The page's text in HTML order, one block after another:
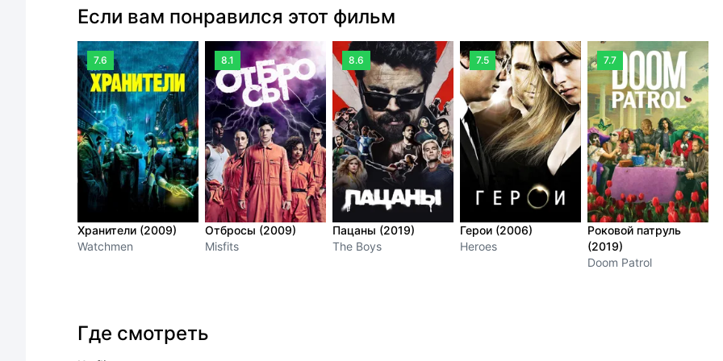
Если вам понравился этот фильм
7.6
Хранители (2009)
Watchmen
8.1
Отбросы (2009)
Misfits
8.6
Пацаны (2019)
The Boys
7.5
Герои (2006)
Heroes
7.7
Роковой патруль
(2019)
Doom Patrol
Где смотреть